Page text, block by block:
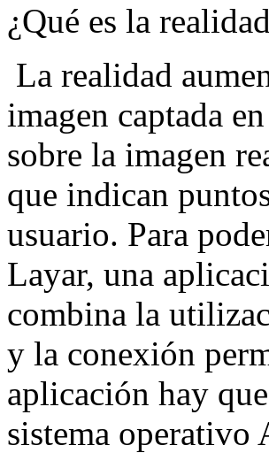
¿Qué es la
La realidad
imagen captada
sobre la imagen
que indican
usuario. Para
Layar, una
combina la
y la conexión
aplicación hay
sistema operativo